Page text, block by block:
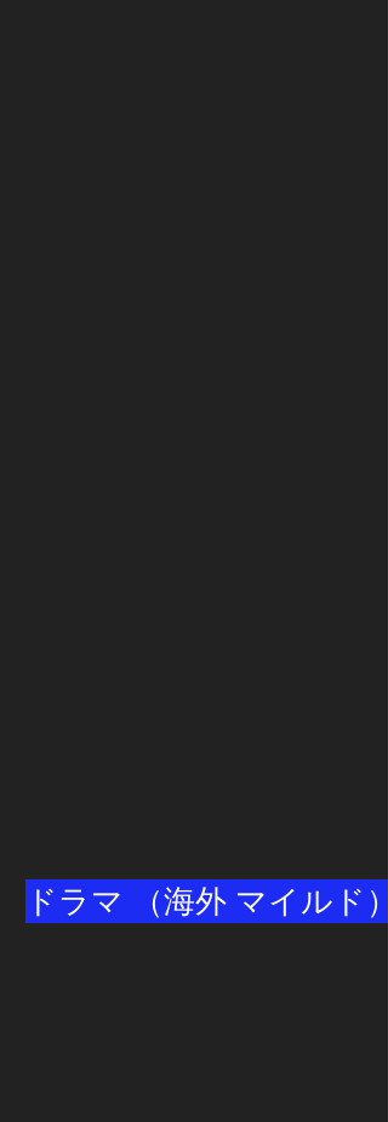
ドラマ （海外 マイルド）